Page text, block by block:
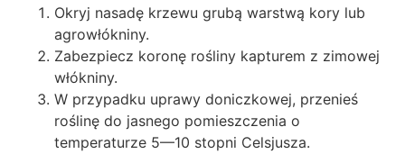
Okryj nasadę krzewu grubą warstwą kory lub
agrowłókniny.
Zabezpiecz koronę rośliny kapturem z zimowej
włókniny.
W przypadku uprawy doniczkowej, przenieś
roślinę do jasnego pomieszczenia o
temperaturze 5—10 stopni Celsjusza.